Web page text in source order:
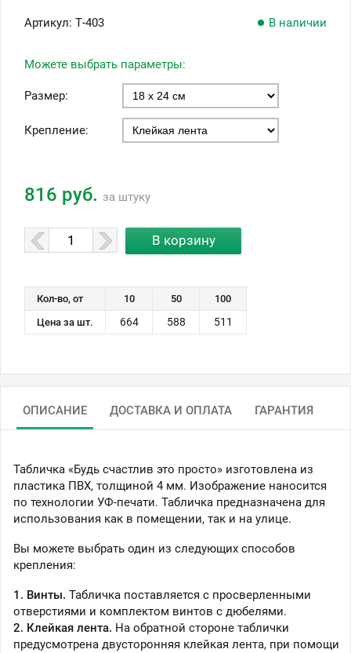
Артикул: Т-403 В наличии
Можете выбрать параметры:
Размер:
Крепление:
816 руб. за штуку
Кол-во, от 10 50
100
Цена за шт.
664 588 511
ОПИСАНИЕ ДОСТАВКА И ОПЛАТА ГАРАНТИЯ
Табличка «Будь счастлив это просто» изготовлена из
пластика ПВХ, толщиной 4 мм. Изображение наносится
по технологии УФ-печати. Табличка предназначена для
использования как в помещении, так и на улице.
Вы можете выбрать один из следующих способов
крепления:
1. Винты. Табличка поставляется с просверленными
отверстиями и комплектом винтов с дюбелями.
2. Клейкая лента. На обратной стороне таблички
предусмотрена двусторонняя клейкая лента, при помощи